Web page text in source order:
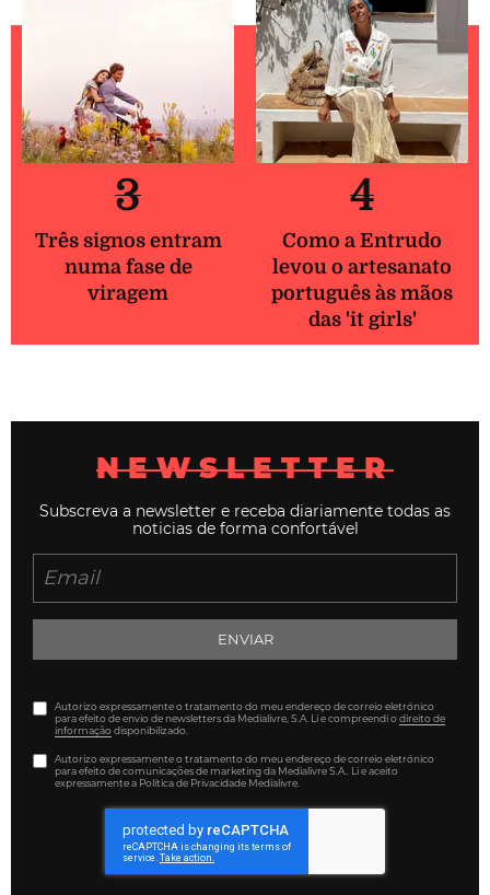
3
Três signos entram
numa fase de
viragem
4
Como a Entrudo
levou o artesanato
português às mãos
das 'it girls'
NEWSLETTER
Subscreva a newsletter e receba diariamente todas as
noticias de forma confortável
ENVIAR
Autorizo expressamente o tratamento do meu endereço de correio eletrónico
para efeito de envio de newsletters da Medialivre, S.A. Li e compreendi odireito de
informaçãodisponibilizado.
Autorizo expressamente o tratamento do meu endereço de correio eletrónico
para efeito de comunicações de marketing da Medialivre S.A.. Li e aceito
expressamente a Política de Privacidade Medialivre.